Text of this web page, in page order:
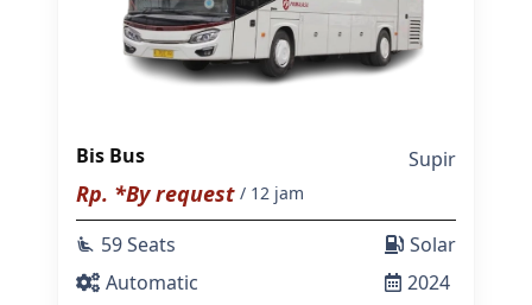
Bis Bus Supir
Rp. *By request / 12 jam
airline_seat_recline_extra 59 Seats
Automatic
Solar
2024